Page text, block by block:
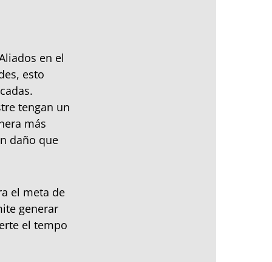
en el
esto
tengan un
más
daño que
el meta de
generar
el tempo